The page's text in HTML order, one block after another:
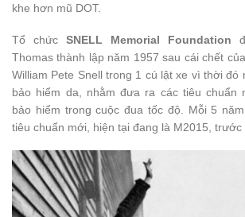
khe hơn mũ DOT.
Tổ chức SNELL Memorial Foundation
Thomas thành lập năm 1957 sau cái chết
William Pete Snell trong 1 cú lật xe vì thời đó
bảo hiểm da, nhằm đưa ra các tiêu chuẩn
bảo hiểm trong cuộc đua tốc độ. Mỗi 5
tiêu chuẩn mới, hiện tại đang là M2015, trước